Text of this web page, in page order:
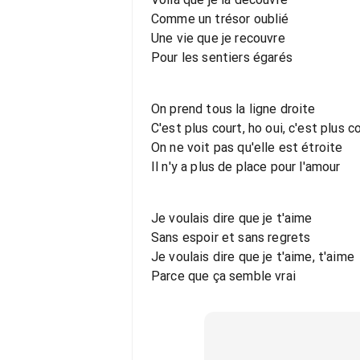
Comme un trésor oublié
Une vie que je recouvre
Pour les sentiers égarés
On prend tous la ligne droite
C'est plus court, ho oui, c'est plus
On ne voit pas qu'elle est étroite
Il n'y a plus de place pour l'amour
Je voulais dire que je t'aime
Sans espoir et sans regrets
Je voulais dire que je t'aime, t'aime
Parce que ça semble vrai